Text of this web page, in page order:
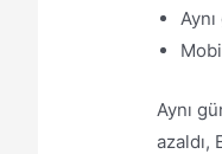
Aynı
azaldı,